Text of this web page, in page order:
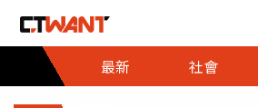
最新
社會